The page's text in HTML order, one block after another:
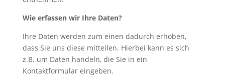
Wie erfassen wir Ihre Daten?
Ihre Daten werden zum einen dadurch erhoben,
dass Sie uns diese mitteilen. Hierbei kann es sich
z.B. um Daten handeln, die Sie in ein
Kontaktformular eingeben.